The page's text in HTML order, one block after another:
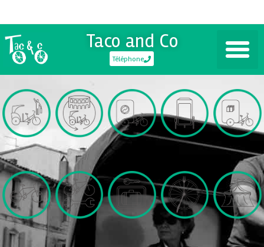
Taco and Co
Téléphone